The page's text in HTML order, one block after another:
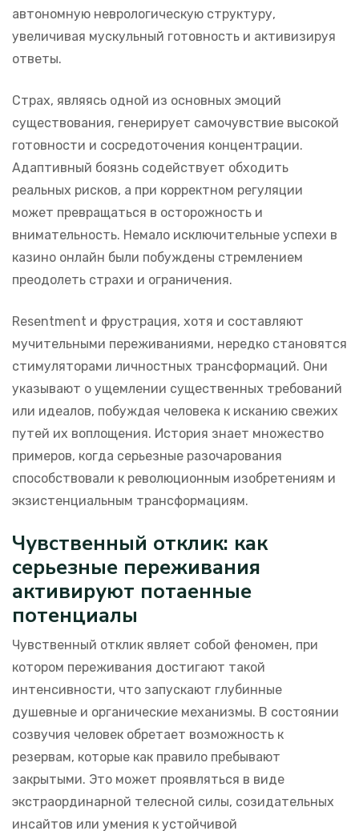
автономную неврологическую структуру,
увеличивая мускульный готовность и активизируя
ответы.
Страх, являясь одной из основных эмоций
существования, генерирует самочувствие высокой
готовности и сосредоточения концентрации.
Адаптивный боязнь содействует обходить
реальных рисков, а при корректном регуляции
может превращаться в осторожность и
внимательность. Немало исключительные успехи в
казино онлайн были побуждены стремлением
преодолеть страхи и ограничения.
Resentment и фрустрация, хотя и составляют
мучительными переживаниями, нередко становятся
стимуляторами личностных трансформаций. Они
указывают о ущемлении существенных требований
или идеалов, побуждая человека к исканию свежих
путей их воплощения. История знает множество
примеров, когда серьезные разочарования
способствовали к революционным изобретениям и
экзистенциальным трансформациям.
Чувственный отклик: как
серьезные переживания
активируют потаенные
потенциалы
Чувственный отклик являет собой феномен, при
котором переживания достигают такой
интенсивности, что запускают глубинные
душевные и органические механизмы. В состоянии
созвучия человек обретает возможность к
резервам, которые как правило пребывают
закрытыми. Это может проявляться в виде
экстраординарной телесной силы, созидательных
инсайтов или умения к устойчивой